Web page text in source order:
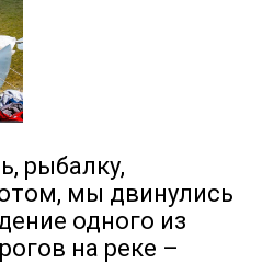
рыбалку,
мы двинулись
одного из
на реке –